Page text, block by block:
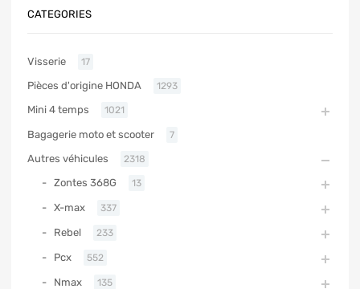
CATEGORIES
Visserie 17
Pièces d'origine HONDA 1293
Mini 4 temps 1021
Bagagerie moto et scooter 7
Autres véhicules 2318
Zontes 368G 13
X-max 337
Rebel 233
Pcx 552
Nmax 135